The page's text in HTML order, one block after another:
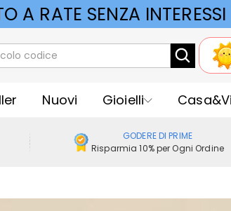
A RATE SENZA INTERESSI
Nuovi Gioielli
GODERE DI PRIME
Risparmia 10% per Ogni Ordine